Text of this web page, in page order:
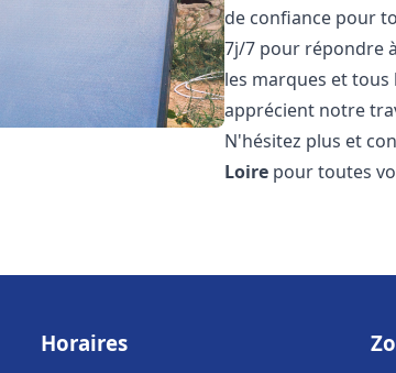
de confiance pour
7j/7 pour répondre
les marques et tous
apprécient notre
N'hésitez plus et
Loire pour toutes
Horaires